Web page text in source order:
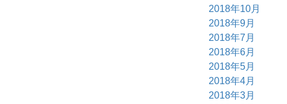
2018年10月
2018年9月
2018年7月
2018年6月
2018年5月
2018年4月
2018年3月